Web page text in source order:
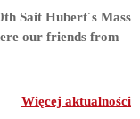
Sait Hubert´s Mass
our friends from
Więcej aktualności